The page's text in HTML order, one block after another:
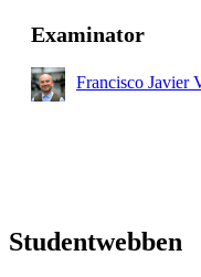
Examinator
Francisco Javier
Studentwebben